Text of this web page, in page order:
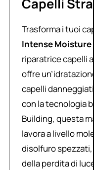
Capelli
Trasforma i tuoi
Intense Moisture
riparatrice capelli
offre
capelli
con la tecnologia
Building, questa
lavora a livello
disolfuro
della perdita di